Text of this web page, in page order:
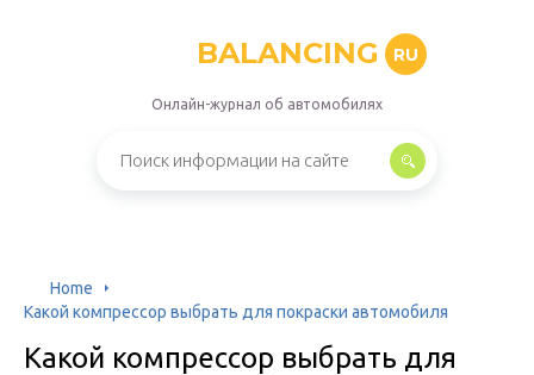
BALANCING RU
Онлайн-журнал об автомобилях
Home
Какой компрессор выбрать для покраски автомобиля
Какой компрессор выбрать для